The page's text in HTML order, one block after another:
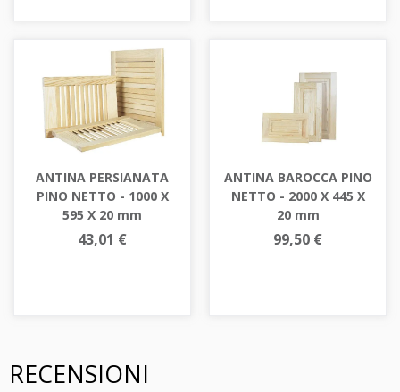
ANTINA PERSIANATA
PINO NETTO - 1000 X
595 X 20 mm
43,01 €
ANTINA BAROCCA PINO
NETTO - 2000 X 445 X
20 mm
99,50 €
RECENSIONI